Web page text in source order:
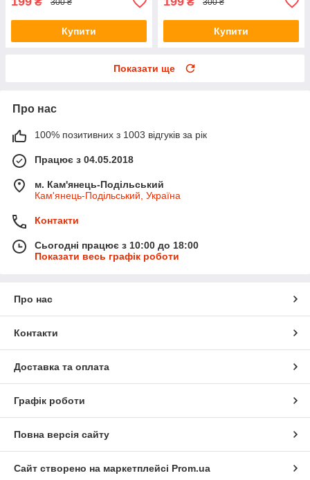
300 ₴
Купити
300 ₴
Купити
Показати ще
Про нас
100% позитивних з 1003 відгуків за рік
Працює з 04.05.2018
м. Кам'янець-Подільський
Кам'янець-Подільський, Україна
Контакти
Сьогодні працює з 10:00 до 18:00
Показати весь графік роботи
Про нас
Контакти
Доставка та оплата
Графік роботи
Повна версія сайту
Сайт створено на маркетплейсі Prom.ua